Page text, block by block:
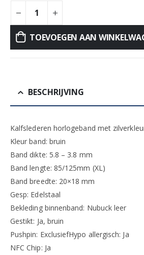
TOEVOEGEN AAN
BESCHRIJVING
Kalfslederen horlogeband met
Kleur band: bruin
Band dikte: 5.8 – 3.8 mm
Band lengte: 85/125mm (XL)
Band breedte: 20×18 mm
Gesp: Edelstaal
Bekleding binnenband: Nubuck leer
Gestikt: Ja, bruin
Pushpin: ExclusiefHypo allergisch: Ja
NFC Chip: Ja